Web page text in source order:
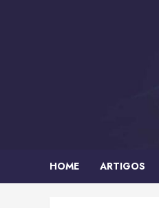
HOME ARTIGOS